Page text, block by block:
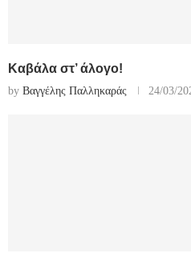
Καβάλα στ’ άλογο!
by Βαγγέλης Παλληκαράς 24/03/